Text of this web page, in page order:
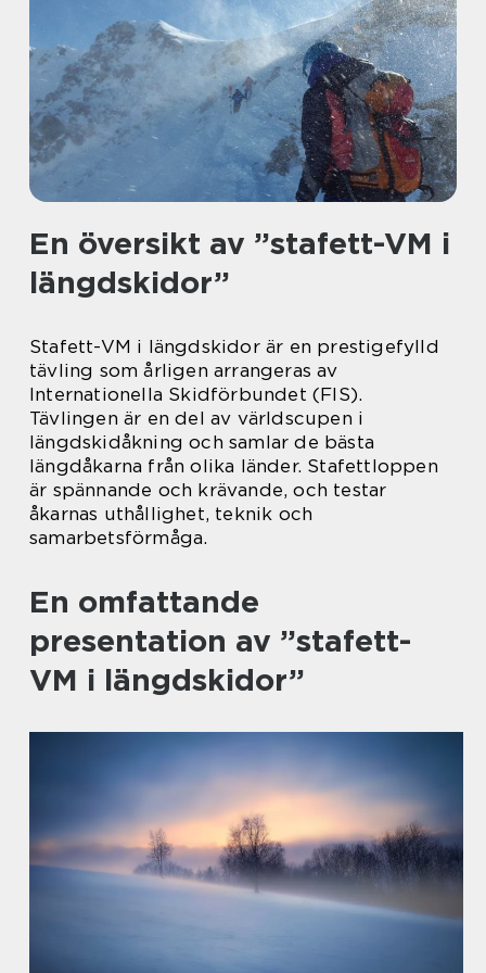
En översikt av ”stafett-VM i
längdskidor”
Stafett-VM i längdskidor är en prestigefylld
tävling som årligen arrangeras av
Internationella Skidförbundet (FIS).
Tävlingen är en del av världscupen i
längdskidåkning och samlar de bästa
längdåkarna från olika länder. Stafettloppen
är spännande och krävande, och testar
åkarnas uthållighet, teknik och
samarbetsförmåga.
En omfattande
presentation av ”stafett-
VM i längdskidor”